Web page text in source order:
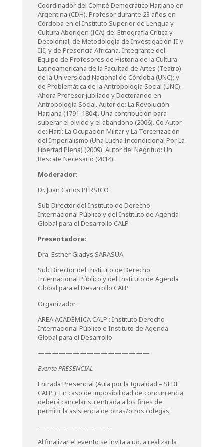
Coordinador del Comité Democrático Haitiano en
Argentina (CDH). Profesor durante 23 años en
Córdoba en el Instituto Superior de Lengua y
Cultura Aborigen (ICA) de: Etnografía Crítica y
Decolonial; de Metodología de Investigación II y
III; y de Presencia Africana. Integrante del
Equipo de Profesores de Historia de la Cultura
Latinoamericana de la Facultad de Artes (Teatro)
de la Universidad Nacional de Córdoba (UNC); y
de Problemática de la Antropología Social (UNC).
Ahora Profesor jubilado y Doctorando en
Antropología Social. Autor de: La Revolución
Haitiana (1791-1804). Una contribución para
superar el olvido y el abandono (2006). Co Autor
de: Haití: La Ocupación Militar y La Tercerización
del Imperialismo (Una Lucha Incondicional Por La
Libertad Plena) (2009). Autor de: Negritud: Un
Rescate Necesario (2014).
Moderador:
Dr. Juan Carlos PÉRSICO
Sub Director del Instituto de Derecho
Internacional Público y del Instituto de Agenda
Global para el Desarrollo CALP
Presentadora:
Dra. Esther Gladys SARASÚA
Sub Director del Instituto de Derecho
Internacional Público y del Instituto de Agenda
Global para el Desarrollo CALP
Organizador :
ÁREA ACADÉMICA CALP : Instituto Derecho
Internacional Público e Instituto de Agenda
Global para el Desarrollo
————————————————
Evento PRESENCIAL
Entrada Presencial (Aula por la Igualdad – SEDE
CALP ). En caso de imposibilidad de concurrencia
deberá cancelar su entrada a los fines de
permitir la asistencia de otras/otros colegas.
——————————–
Al finalizar el evento se invita a ud. a realizar la